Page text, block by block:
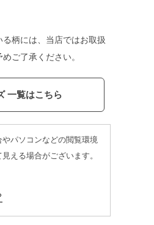
柄には、当店ではお取扱
ご了承ください。
一覧はこちら
パソコンなどの閲覧環境
える場合がございます。